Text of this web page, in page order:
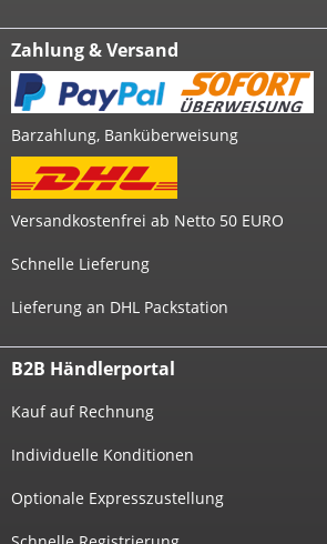
Zahlung & Versand
Barzahlung, Banküberweisung
Versandkostenfrei ab Netto 50 EURO
Schnelle Lieferung
Lieferung an DHL Packstation
B2B Händlerportal
Kauf auf Rechnung
Individuelle Konditionen
Optionale Expresszustellung